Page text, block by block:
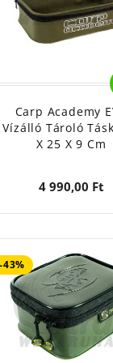
Kanzlerstabe
Carp Academy
Vízálló Tároló
X 25 X 9 Cm
4 990,00 Ft
-43%